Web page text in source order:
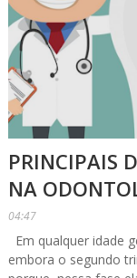
PRINCIPAIS
NA
04:47
Em qualquer idade
embora o segundo